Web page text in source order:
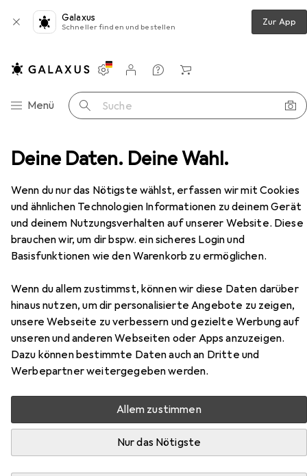
Deine Daten. Deine Wahl.
Wenn du nur das Nötigste wählst, erfassen wir mit Cookies
und ähnlichen Technologien Informationen zu deinem Gerät
und deinem Nutzungsverhalten auf unserer Website. Diese
brauchen wir, um dir bspw. ein sicheres Login und
Basisfunktionen wie den Warenkorb zu ermöglichen.
Wenn du allem zustimmst, können wir diese Daten darüber
hinaus nutzen, um dir personalisierte Angebote zu zeigen,
unsere Webseite zu verbessern und gezielte Werbung auf
unseren und anderen Webseiten oder Apps anzuzeigen.
Dazu können bestimmte Daten auch an Dritte und
Werbepartner weitergegeben werden.
Allem zustimmen
Nur das Nötigste
Galaxus
Schneller finden und bestellen Zur App
Navigation nach Kategorien
Menü Suche
Einstellungen
Kundenkonto
Vergleichslisten
Merklisten
Warenkorb
Teppich Snapstyle Trend Velours Läufer Teppich Joy
EUR
39,90
SnapstyleTrend Velours Läufer
Teppich Joy
Zubehör für Snapstyle Trend
Velours Läufer Teppich Joy
Hier findest du passendes Zubehör zum Produkt
Snapstyle Trend Velours Läufer Teppich Joy aus den
Waschmittel + Textilpflege.